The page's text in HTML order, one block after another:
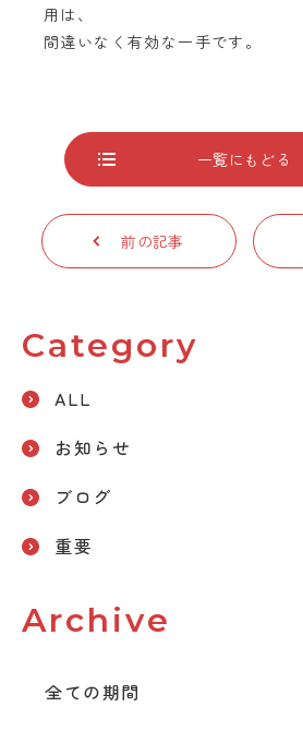
用は、
間違いなく有効な一手です。
一覧にもどる
前の記事
Category
ALL
お知らせ
ブログ
重要
Archive